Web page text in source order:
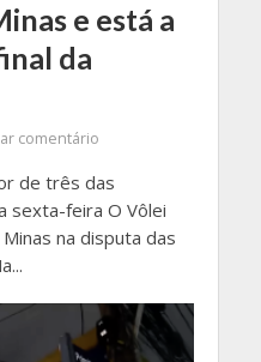
e está a
da
comentário
de três das
sexta-feira O Vôlei
na disputa das